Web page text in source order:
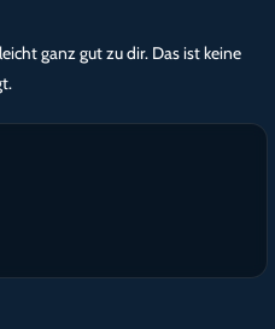
ganz gut zu dir. Das ist keine